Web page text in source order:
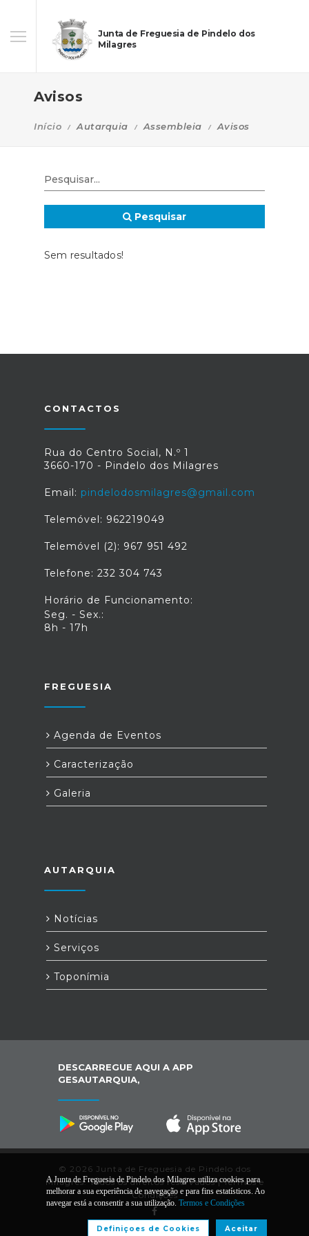
Junta de Freguesia de Pindelo dos
Milagres
Avisos
Início Autarquia Assembleia Avisos
Pesquisar
Sem resultados!
CONTACTOS
Rua do Centro Social, N.º 1
3660-170 - Pindelo dos Milagres
Email: pindelodosmilagres@gmail.com
Telemóvel: 962219049
Telemóvel (2): 967 951 492
Telefone: 232 304 743
Horário de Funcionamento:
Seg. - Sex.:
8h - 17h
FREGUESIA
Agenda de Eventos
Caracterização
Galeria
AUTARQUIA
Notícias
Serviços
Toponímia
DESCARREGUE AQUI A APP
GESAUTARQUIA,
© 2026 Junta de Freguesia de Pindelo dos
Milagres. Todos os direitos reservados |Termos e
Condições
A Junta de Freguesia de Pindelo dos Milagres utiliza cookies para
melhorar a sua experiência de navegação e para fins estatísticos. Ao
navegar está a consentir a sua utilização. Termos e Condições
Aceitar
Definiçoes de Cookies